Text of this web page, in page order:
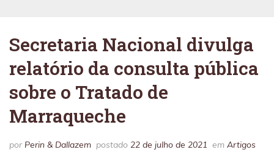
Secretaria Nacional divulga
relatório da consulta pública
sobre o Tratado de
Marraqueche
por Perin & Dallazem postado 22 de julho de 2021 em Artigos